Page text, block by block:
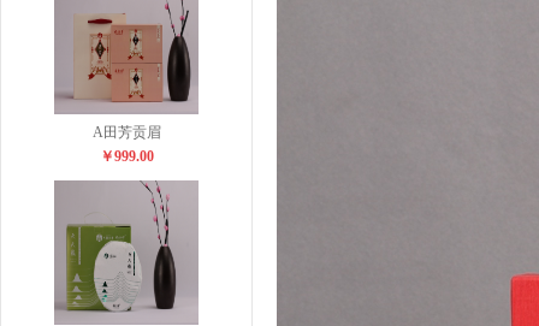
A田芳贡眉
￥999.00